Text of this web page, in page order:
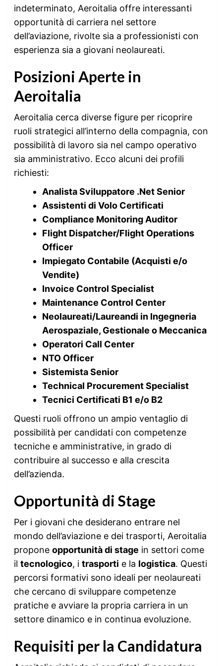
indeterminato, Aeroitalia offre interessanti
opportunità di carriera nel settore
dell’aviazione, rivolte sia a professionisti con
esperienza sia a giovani neolaureati.
Posizioni Aperte in
Aeroitalia
Aeroitalia cerca diverse figure per ricoprire
ruoli strategici all’interno della compagnia, con
possibilità di lavoro sia nel campo operativo
sia amministrativo. Ecco alcuni dei profili
richiesti:
Analista Sviluppatore .Net Senior
Assistenti di Volo Certificati
Compliance Monitoring Auditor
Flight Dispatcher/Flight Operations
Officer
Impiegato Contabile (Acquisti e/o
Vendite)
Invoice Control Specialist
Maintenance Control Center
Neolaureati/Laureandi in Ingegneria
Aerospaziale, Gestionale o Meccanica
Operatori Call Center
NTO Officer
Sistemista Senior
Technical Procurement Specialist
Tecnici Certificati B1 e/o B2
Questi ruoli offrono un ampio ventaglio di
possibilità per candidati con competenze
tecniche e amministrative, in grado di
contribuire al successo e alla crescita
dell’azienda.
Opportunità di Stage
Per i giovani che desiderano entrare nel
mondo dell’aviazione e dei trasporti, Aeroitalia
propone opportunità di stage in settori come
il tecnologico, i trasporti e la logistica. Questi
percorsi formativi sono ideali per neolaureati
che cercano di sviluppare competenze
pratiche e avviare la propria carriera in un
settore dinamico e in continua evoluzione.
Requisiti per la Candidatura